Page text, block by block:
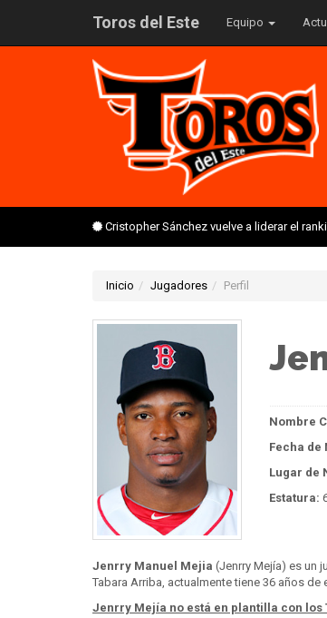
Toros del Este Equipo
Cristopher Sánchez vuelve a liderar el
Inicio Jugadores Perfil
Nombre
Fecha de
Lugar de
Estatura:
Jenrry Manuel Mejia (Jenrry Mejía) es un
Tabara Arriba, actualmente tiene 36 años
Jenrry Mejía no está en plantilla con los